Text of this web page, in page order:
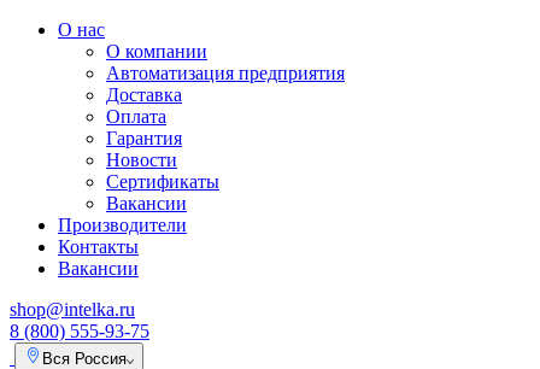
О нас
О компании
Автоматизация предприятия
Доставка
Оплата
Гарантия
Новости
Сертификаты
Вакансии
Производители
Контакты
Вакансии
shop@intelka.ru
8 (800) 555-93-75
Вся Россия